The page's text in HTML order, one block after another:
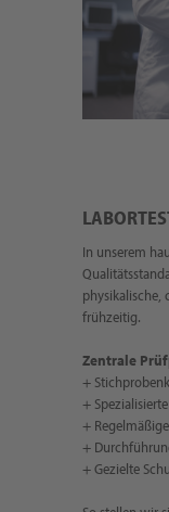
In unserem
physikalische,
frühzeitig.
Zentrale
+
+
+
+
+ Gezielte